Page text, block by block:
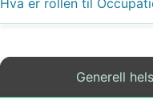
Generell